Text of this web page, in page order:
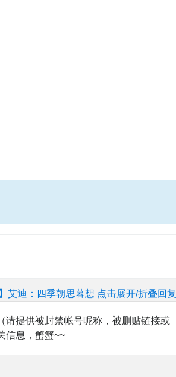
艾迪：四季朝思暮想 点击展开/折叠回复
请提供被封禁帐号昵称，被删贴链接或
信息，蟹蟹~~